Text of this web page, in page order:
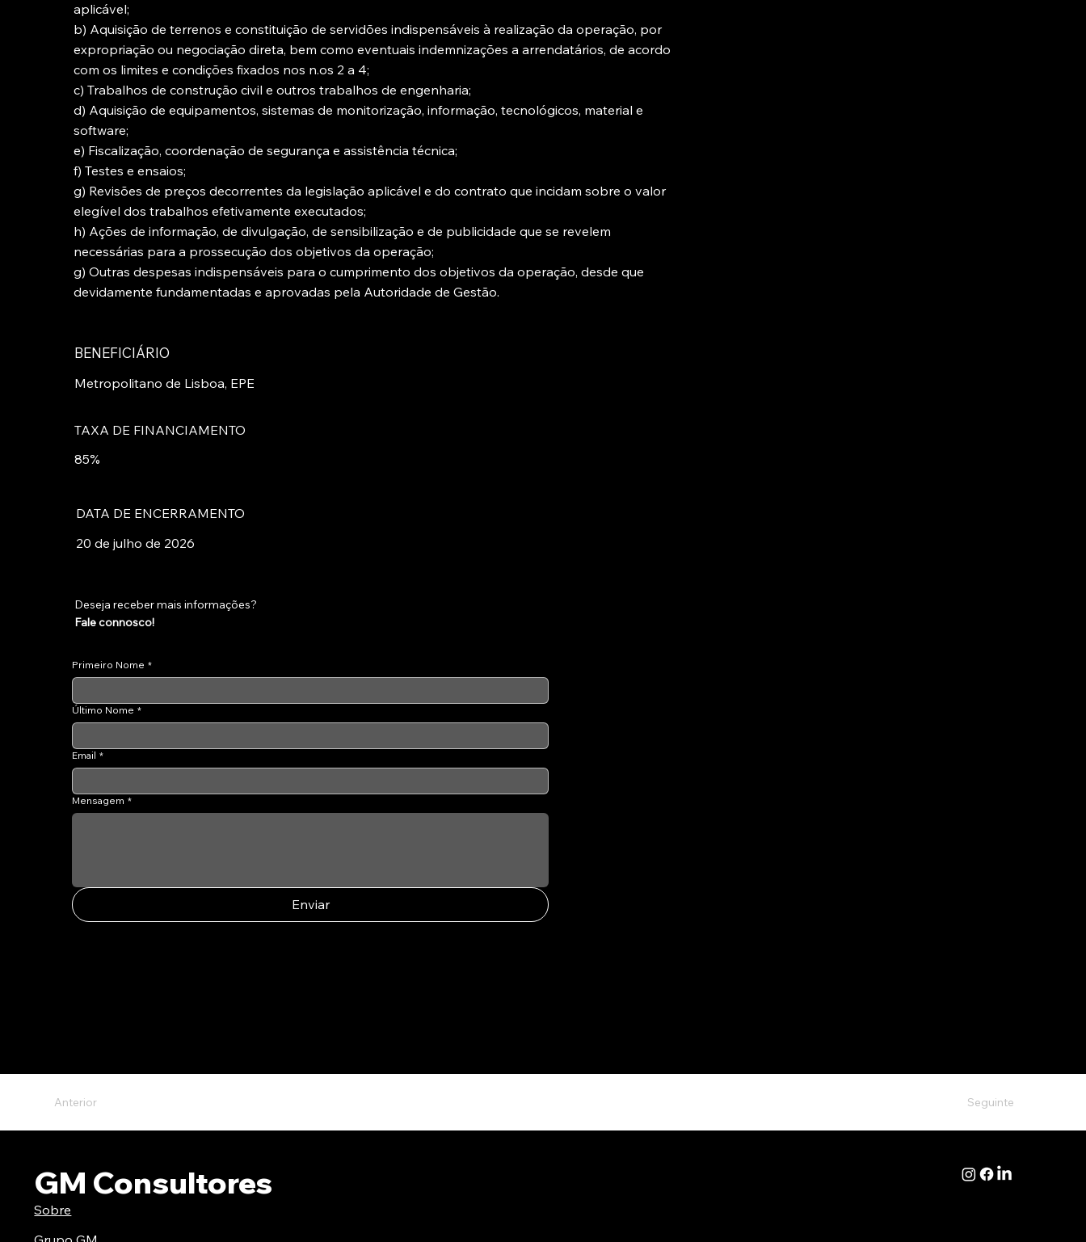
aplicável;
b) Aquisição de terrenos e constituição de servidões indispensáveis à realização da operação, por
expropriação ou negociação direta, bem como eventuais indemnizações a arrendatários, de acordo
com os limites e condições fixados nos n.os 2 a 4;
c) Trabalhos de construção civil e outros trabalhos de engenharia;
d) Aquisição de equipamentos, sistemas de monitorização, informação, tecnológicos, material e
software;
e) Fiscalização, coordenação de segurança e assistência técnica;
f) Testes e ensaios;
g) Revisões de preços decorrentes da legislação aplicável e do contrato que incidam sobre o valor
elegível dos trabalhos efetivamente executados;
h) Ações de informação, de divulgação, de sensibilização e de publicidade que se revelem
necessárias para a prossecução dos objetivos da operação;
g) Outras despesas indispensáveis para o cumprimento dos objetivos da operação, desde que
devidamente fundamentadas e aprovadas pela Autoridade de Gestão.
BENEFICIÁRIO
Metropolitano de Lisboa, EPE
TAXA DE FINANCIAMENTO
85%
DATA DE ENCERRAMENTO
20 de julho de 2026
Deseja receber mais informações?
Fale connosco!
Primeiro Nome *
Último Nome *
Email *
Mensagem *
Enviar
Seguinte
Anterior
GM Consultores
Sobre